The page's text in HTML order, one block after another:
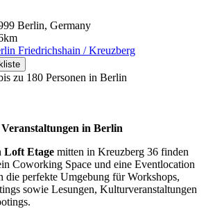
Berlin, Germany
Friedrichshain / Kreuzberg
zu 180 Personen in Berlin
in Berlin
Loft Etage mitten in Kreuzberg 36 finden
Coworking Space und eine Eventlocation
die perfekte Umgebung für Workshops,
sowie Lesungen, Kulturveranstaltungen